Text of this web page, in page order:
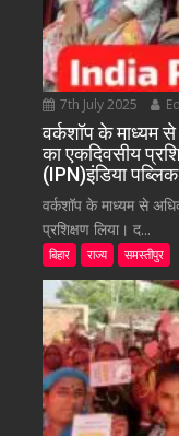
7th July 2025
वर्कशॉप के माध्यम
का एकदिवसीय
(IPN)इंडिया
वर्कशॉप के माध्यम से
प्रशिक्षण लिया। द...
बिहार राज्य समस्तीपुर